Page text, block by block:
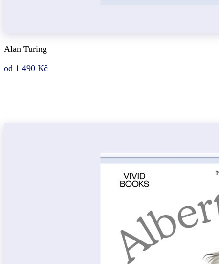
Alan Turing
od 1 490 Kč